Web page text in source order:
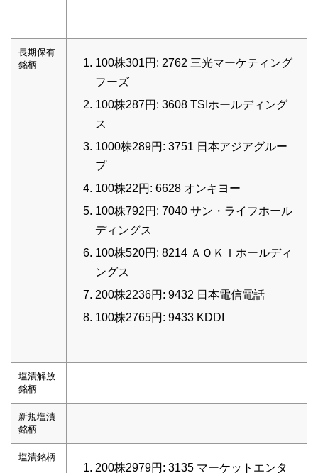
長期保有
銘柄
100株301円: 2762 三光マーケティング
フーズ
100株287円: 3608 TSIホールディング
ス
1000株289円: 3751 日本アジアグルー
プ
100株22円: 6628 オンキヨー
100株792円: 7040 サン・ライフホール
ディングス
100株520円: 8214 ＡＯＫＩホールディ
ングス
200株2236円: 9432 日本電信電話
100株2765円: 9433 KDDI
塩漬解放
銘柄
新規塩漬
銘柄
塩漬銘柄
200株2979円: 3135 マーケットエンタ